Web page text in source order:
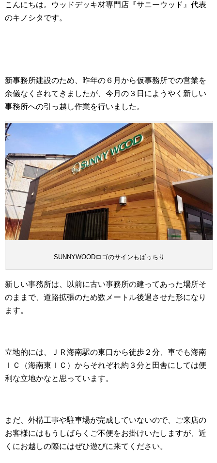
こんにちは。ウッドデッキ材専門店『サニーウッド』代表
のキノシタです。
新事務所建設のため、昨年の６月から仮事務所での営業を
余儀なくされてきましたが、今月の３日にようやく新しい
事務所への引っ越し作業を行いました。
SUNNYWOODロゴのサインもばっちり
新しい事務所は、以前に古い事務所の建ってあった場所そ
のままで、道路拡張のため数メートル後退させた形になり
ます。
立地的には、ＪＲ海南駅の東口から徒歩２分、車でも海南
ＩＣ（海南東ＩＣ）からそれぞれ約３分と田舎にしては便
利な立地かなと思っています。
まだ、外構工事や駐車場が完成していないので、ご来店の
お客様にはもうしばらくご不便をお掛けいたしますが、近
くにお越しの際にはぜひ遊びに来てください。